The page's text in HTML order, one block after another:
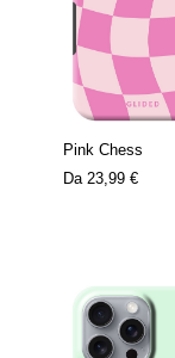
Pink Chess
Da 23,99 €